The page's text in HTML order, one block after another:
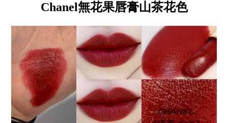
Chanel無花果唇膏山茶花色